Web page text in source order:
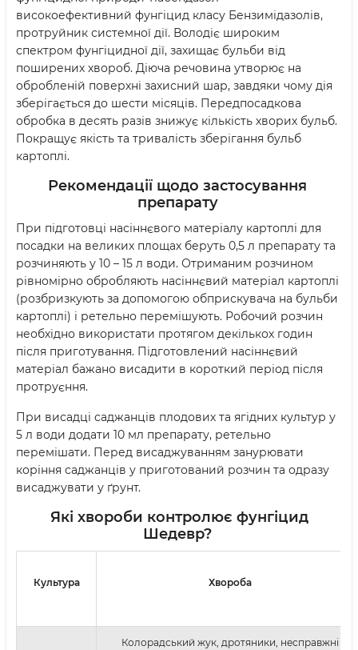
високоефективний фунгіцид класу Бензимідазолів,
протруйник системної дії. Володіє широким
спектром фунгіцидної дії, захищає бульби від
поширених хвороб. Діюча речовина утворює на
обробленій поверхні захисний шар, завдяки чому дія
зберігається до шести місяців. Передпосадкова
обробка в десять разів знижує кількість хворих бульб.
Покращує якість та тривалість зберігання бульб
картоплі.
Рекомендації щодо застосування
препарату
При підготовці насіннєвого матеріалу картоплі для
посадки на великих площах беруть 0,5 л препарату та
розчиняють у 10 – 15 л води. Отриманим розчином
рівномірно обробляють насіннєвий матеріал картоплі
(розбризкують за допомогою обприскувача на бульби
картоплі) і ретельно перемішують. Робочий розчин
необхідно використати протягом декількох годин
після приготування. Підготовлений насіннєвий
матеріал бажано висадити в короткий період після
протруєння.
При висадці саджанців плодових та ягідних культур у
5 л води додати 10 мл препарату, ретельно
перемішати. Перед висаджуванням занурювати
коріння саджанців у приготований розчин та одразу
висаджувати у ґрунт.
Які хвороби контролює фунгіцид
Шедевр?
Культура Хвороба
Колорадський жук, дротяники, несправжні